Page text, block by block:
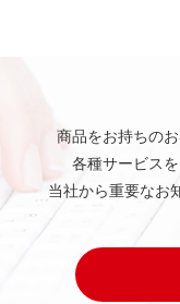
商品をお持ちの
各種サービス
当社から重要なお